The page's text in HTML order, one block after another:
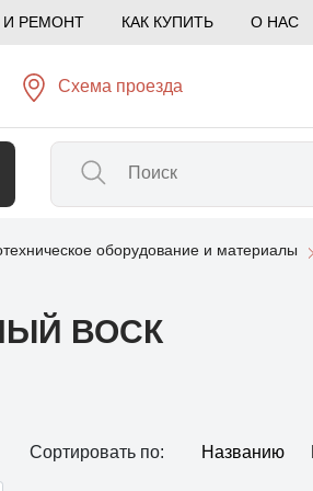
И РЕМОНТ КАК КУПИТЬ О НАС
Схема проезда
оборудование и материалы
ВОСК
Сортировать по: Названию